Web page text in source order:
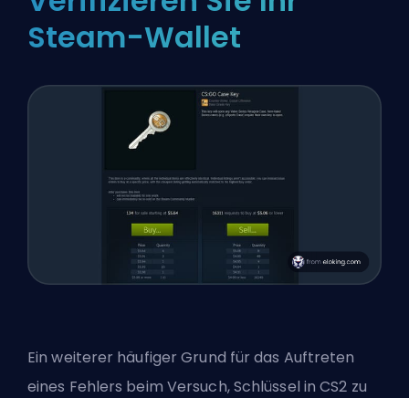
Steam-Wallet
Ein weiterer häufiger Grund für das Auftreten
eines Fehlers beim Versuch, Schlüssel in CS2 zu